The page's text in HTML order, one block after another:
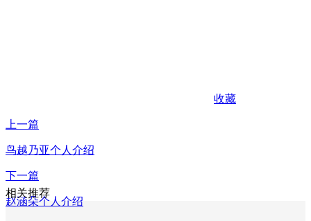
收藏
上一篇
鸟越乃亚个人介绍
下一篇
赵涵朵个人介绍
相关推荐